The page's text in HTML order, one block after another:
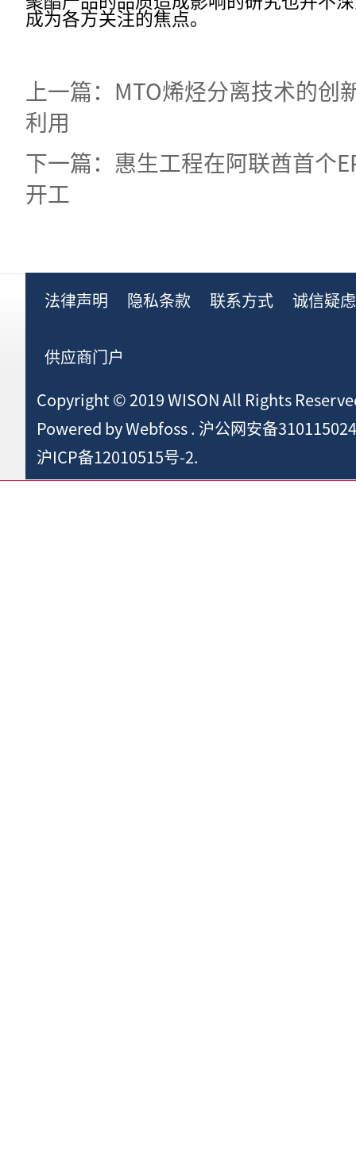
成为各方关注的焦点。
上一篇：MTO烯烃分离技术的创
利用
下一篇：惠生工程在阿联酋首个
开工
法律声明 隐私条款 联系方式 诚信疑
供应商门户
Copyright © 2019 WISON All Rights
Powered byWebfoss. 沪公网安备
沪ICP备12010515号-2.